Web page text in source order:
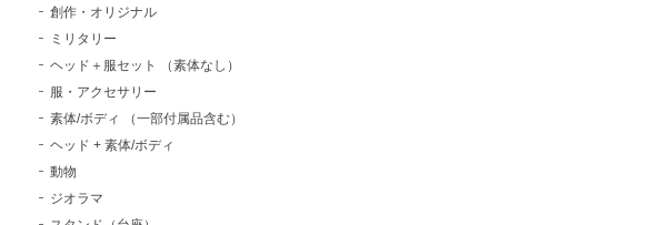
創作・オリジナル
ミリタリー
ヘッド＋服セット （素体なし）
服・アクセサリー
素体/ボディ （一部付属品含む）
ヘッド + 素体/ボディ
動物
ジオラマ